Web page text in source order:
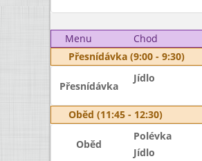
Menu
Chod
Přesnídávka (9:00 - 9:30)
Přesnídávka
Jídlo
Oběd (11:45 - 12:30)
Oběd
Polévka
Jídlo